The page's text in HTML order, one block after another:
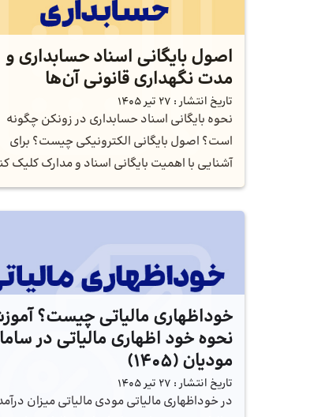
اصول بایگانی اسناد حسابداری و
مدت نگهداری قانونی آن‌ها
تاریخ انتشار : 27 تیر 1405
نحوه بایگانی اسناد حسابداری در زونکن چگونه
است؟ اصول بایگانی الکترونیکی چیست؟ برای
آشنایی با اهمیت بایگانی اسناد و مدارک کلیک
خوداظهاری مالیاتی چیست؟
نحوه خود اظهاری مالیاتی در
مودیان (1405)
تاریخ انتشار : 27 تیر 1405
در خوداظهاری مالیاتی مودی مالیاتی میزان